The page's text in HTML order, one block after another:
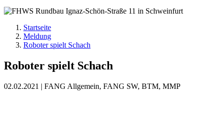
Startseite
Meldung
Roboter spielt Schach
Roboter spielt Schach
02.02.2021 | FANG Allgemein, FANG SW, BTM, MMP